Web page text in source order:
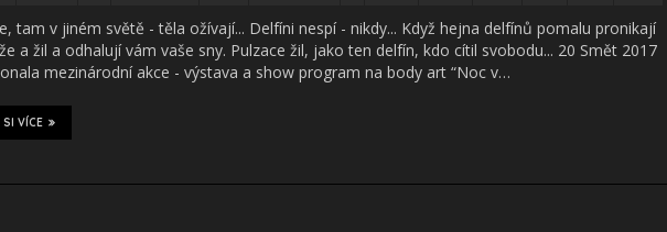
tam v jiném světě - těla ožívají... Delfíni nespí - nikdy... Když hejna delfínů pomalu pronikají
a žil a odhalují vám vaše sny. Pulzace žil, jako ten delfín, kdo cítil svobodu... 20 Smět 2017
mezinárodní akce - výstava a show program na body art “Noc v…
SI VÍCE